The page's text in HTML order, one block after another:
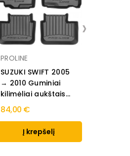
PROLINE
SUZUKI SWIFT 2005
→ 2010 Guminiai
kilimėliai aukštais...
84,00 €
Į krepšelį
›